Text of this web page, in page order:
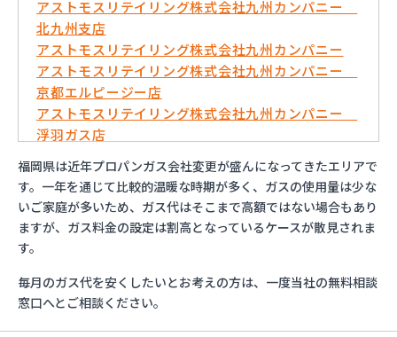
アストモスリテイリング株式会社九州カンパニー
北九州支店
アストモスリテイリング株式会社九州カンパニー
アストモスリテイリング株式会社九州カンパニー
京都エルピージー店
アストモスリテイリング株式会社九州カンパニー
浮羽ガス店
イワタニ九州株式会社 久留米営業所
イワタニ九州株式会社 弓削田営業所
イワタニ九州株式会社 行橋営業所
イワタニ九州株式会社 福岡支店
グリーンホーム株式会社
ケイ・ティ液化ガス
コーアガステック株式会社
福岡県は近年プロパンガス会社変更が盛んになってきたエリアで
す。一年を通じて比較的温暖な時期が多く、ガスの使用量は少な
いご家庭が多いため、ガス代はそこまで高額ではない場合もあり
ますが、ガス料金の設定は割高となっているケースが散見されま
す。
毎月のガス代を安くしたいとお考えの方は、一度当社の無料相談
窓口へとご相談ください。